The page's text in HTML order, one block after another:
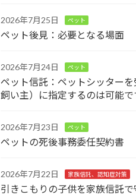
2026年7月25日 ペット
ペット後見：必要となる場面
2026年7月24日 ペット
ペット信託：ペットシッター
飼い主）に指定するのは可能で
2026年7月23日 ペット
ペットの死後事務委任契約書
2026年7月22日 家族信託、認知症対策
引きこもりの子供を家族信託で